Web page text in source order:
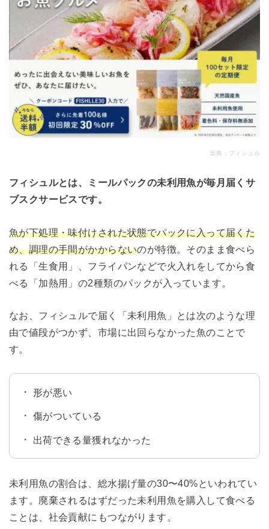
出典： フィシュル
フィシュルとは、ミールパックの未利用魚が毎月届くサ
ブスクサービスです。
魚が下処理・味付けされた状態でパックに入って届くた
め、調理の手間がかからないのが特徴。そのまま食べら
れる「生食用」、フライパンなどで火入れをしてから食
べる「加熱用」の2種類のパックが入っています。
なお、フィシュルで届く「未利用魚」とは次のような理
由で値段がつかず、市場に出回らなかった魚のことで
す。
形が悪い
傷がついている
出荷できる量獲れなかった
未利用魚の割合は、総水揚げ量の30〜40%といわれてい
ます。廃棄されるはずだった未利用魚を購入して食べる
ことは、社会貢献にもつながります。